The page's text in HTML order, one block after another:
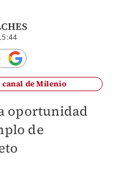
canal de Milenio
oportunidad
de